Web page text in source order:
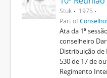
Stuk
1975
Part of
Ata da 1ª
conselheiro
Distribuição de
530 de 17 de
Regimento